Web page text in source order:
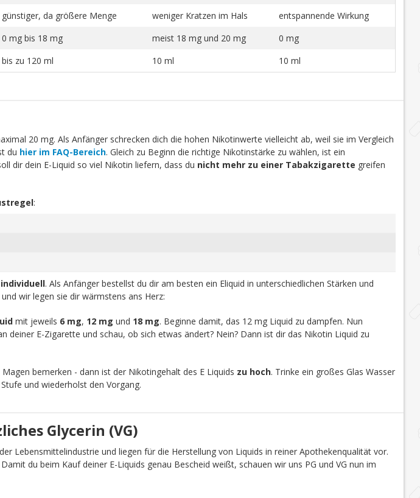
günstiger, da größere Menge weniger Kratzen im Hals
entspannende Wirkung
0 mg bis 18 mg meist 18 mg und 20 mg
0 mg
bis zu 120 ml 10 ml 10 ml
20 mg. Als Anfänger schrecken dich die hohen Nikotinwerte vielleicht ab, weil sie im Vergleich
du hier im FAQ-Bereich. Gleich zu Beginn die richtige Nikotinstärke zu wählen, ist ein
dir dein E-Liquid so viel Nikotin liefern, dass du nicht mehr zu einer Tabakzigarette greifen
:
. Als Anfänger bestellst du dir am besten ein Eliquid in unterschiedlichen Stärken und
wir legen sie dir wärmstens ans Herz:
mit jeweils 6 mg, 12 mg und 18 mg. Beginne damit, das 12 mg Liquid zu dampfen. Nun
E-Zigarette und schau, ob sich etwas ändert? Nein? Dann ist dir das Nikotin Liquid zu
bemerken - dann ist der Nikotingehalt des E Liquids zu hoch. Trinke ein großes Glas Wasser
und wiederholst den Vorgang.
Glycerin (VG)
Lebensmittelindustrie und liegen für die Herstellung von Liquids in reiner Apothekenqualität vor.
du beim Kauf deiner E-Liquids genau Bescheid weißt, schauen wir uns PG und VG nun im